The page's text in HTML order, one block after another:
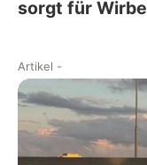
sorgt für
Artikel -